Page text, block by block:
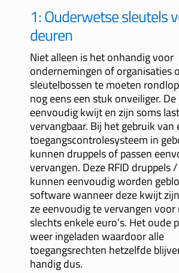
1: Ouderwetse sleutels
deuren
Niet alleen is het onhandig voor
ondernemingen of organisaties
sleutelbossen te moeten
nog eens een stuk onveiliger.
eenvoudig kwijt en zijn soms
vervangbaar. Bij het gebruik van
toegangscontrolesysteem in
kunnen druppels of passen
vervangen. Deze RFID druppels
kunnen eenvoudig worden
software wanneer deze kwijt
ze eenvoudig te vervangen
slechts enkele euro’s. Het oude
weer ingeladen waardoor alle
toegangsrechten hetzelfde
handig dus.